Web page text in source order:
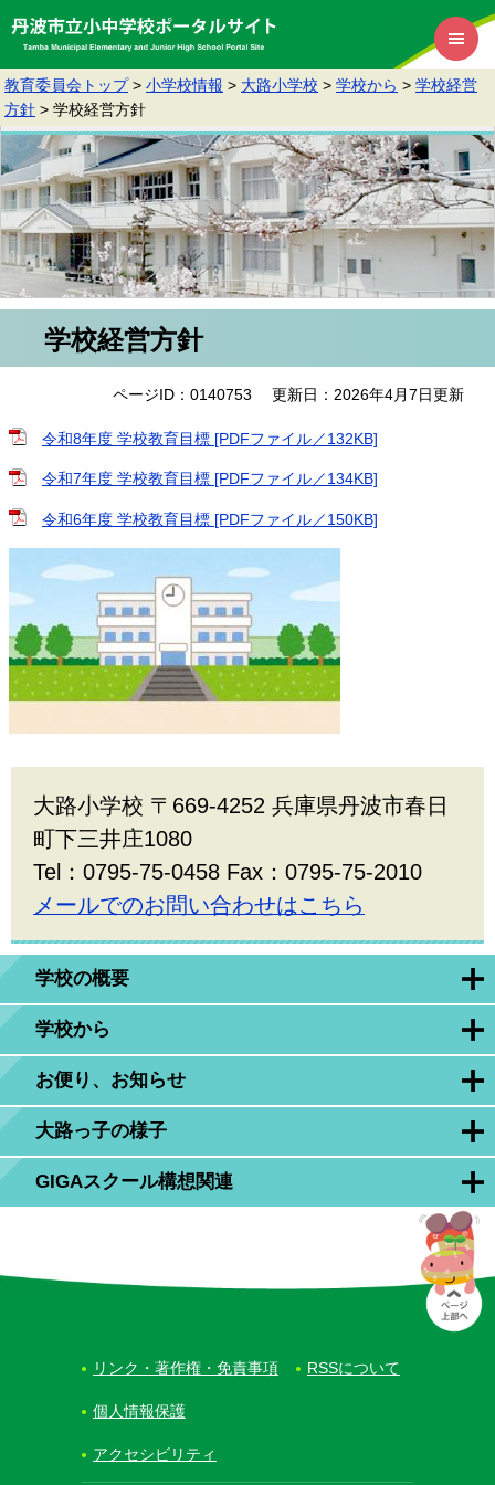
教育委員会トップ > 小学校情報 > 大路小学校 > 学校から > 学校経営
方針 > 学校経営方針
学校の概要
学校から
お便り、お知らせ
大路っ子の様子
GIGAスクール構想関連
学校経営方針
ページID：0140753 更新日：2026年4月7日更新
令和8年度 学校教育目標 [PDFファイル／132KB]
令和7年度 学校教育目標 [PDFファイル／134KB]
令和6年度 学校教育目標 [PDFファイル／150KB]
大路小学校 〒669-4252 兵庫県丹波市春日
町下三井庄1080
Tel：0795-75-0458 Fax：0795-75-2010
メールでのお問い合わせはこちら
リンク・著作権・免責事項 RSSについて
個人情報保護
アクセシビリティ